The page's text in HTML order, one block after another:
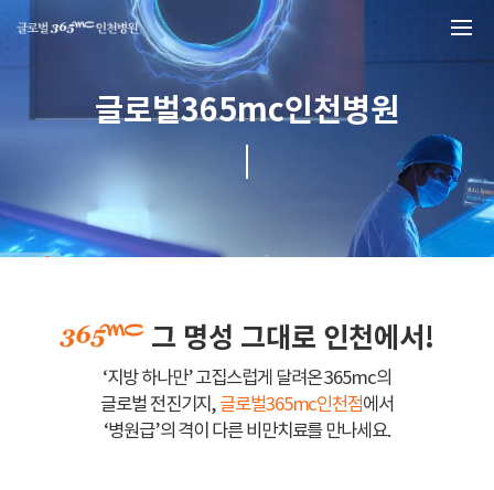
글로벌365mc인천병원
그 명성 그대로 인천에서!
‘지방 하나만’ 고집스럽게 달려온 365mc의
글로벌 전진기지,글로벌365mc인천점에서
‘병원급’의 격이 다른 비만치료를 만나세요.